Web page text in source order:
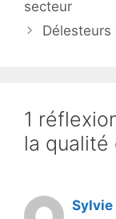
secteur
1
la
Sylvie